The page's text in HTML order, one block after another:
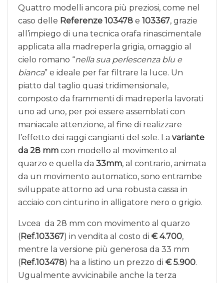
Quattro modelli ancora più preziosi, come nel
caso delle Referenze 103478 e 103367, grazie
all’impiego di una tecnica orafa rinascimentale
applicata alla madreperla grigia, omaggio al
cielo romano “nella sua perlescenza blu e
bianca” e ideale per far filtrare la luce. Un
piatto dal taglio quasi tridimensionale,
composto da frammenti di madreperla lavorati
uno ad uno, per poi essere assemblati con
maniacale attenzione, al fine di realizzare
l’effetto dei raggi cangianti del sole. La variante
da 28 mm con modello al movimento al
quarzo e quella da 33mm, al contrario, animata
da un movimento automatico, sono entrambe
sviluppate attorno ad una robusta cassa in
acciaio con cinturino in alligatore nero o grigio.
Lvcea da 28 mm con movimento al quarzo
(Ref.103367) in vendita al costo di € 4.700,
mentre la versione più generosa da 33 mm
(Ref.103478) ha a listino un prezzo di € 5.900.
Ugualmente avvicinabile anche la terza